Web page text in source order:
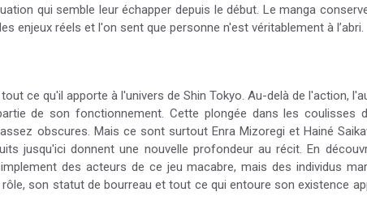
qui semble leur échapper depuis le début. Le manga
enjeux réels et l'on sent que personne n'est véritablement à l’abri.
ce qu'il apporte à l'univers de Shin Tokyo. Au-delà de l'action,
de son fonctionnement. Cette plongée dans les coulisses
obscures. Mais ce sont surtout Enra Mizoregi et Hainé
jusqu'ici donnent une nouvelle profondeur au récit. En
des acteurs de ce jeu macabre, mais des individus
son statut de bourreau et tout ce qui entoure son existence